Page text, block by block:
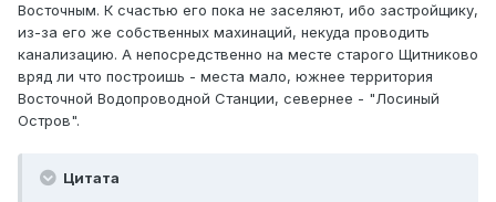
Восточным. К счастью его пока не заселяют, ибо застройщику,
из-за его же собственных махинаций, некуда проводить
канализацию. А непосредственно на месте старого Щитниково
вряд ли что построишь - места мало, южнее территория
Восточной Водопроводной Станции, севернее - "Лосиный
Остров".
Цитата